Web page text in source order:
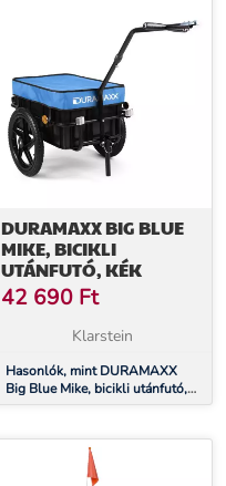
DURAMAXX BIG BLUE
MIKE, BICIKLI
UTÁNFUTÓ, KÉK
42 690 Ft
Klarstein
Hasonlók, mint DURAMAXX
Big Blue Mike, bicikli utánfutó,
kék